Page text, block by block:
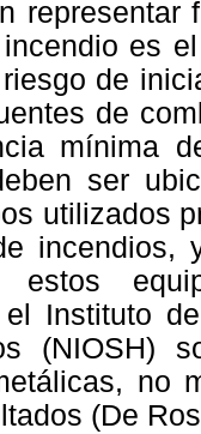
representar
es
de
de
mínima
ser
utilizados
incendios,
estos
Instituto
(NIOSH)
no
(De